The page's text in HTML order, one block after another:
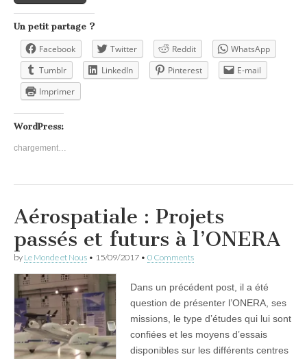
Un petit partage ?
Facebook Twitter Reddit
WhatsApp
Tumblr
LinkedIn Pinterest
E-mail
Imprimer
WordPress:
chargement…
Aérospatiale : Projets
passés et futurs à l’ONERA
by Le Monde et Nous • 15/09/2017 • 0 Comments
Dans un précédent post, il a été
question de présenter l’ONERA, ses
missions, le type d’études qui lui sont
confiées et les moyens d’essais
disponibles sur les différents centres